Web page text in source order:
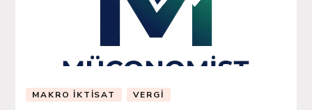
MAKRO İKTISAT VERGI